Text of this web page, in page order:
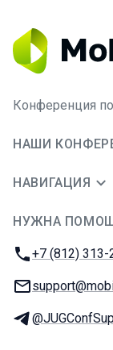
Конференция
НАШИ
НАВИГАЦИЯ
НУЖНА
Телефон:
+7 (812) 313-
E-mail:
Телеграм: